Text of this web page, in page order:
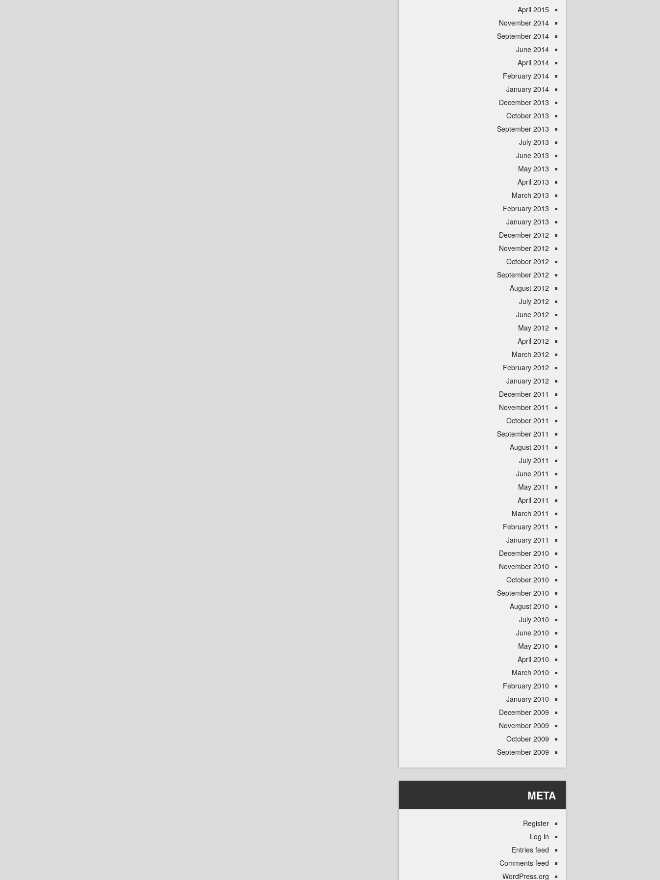
April 2015
November 2014
September 2014
June 2014
April 2014
February 2014
January 2014
December 2013
October 2013
September 2013
July 2013
June 2013
May 2013
April 2013
March 2013
February 2013
January 2013
December 2012
November 2012
October 2012
September 2012
August 2012
July 2012
June 2012
May 2012
April 2012
March 2012
February 2012
January 2012
December 2011
November 2011
October 2011
September 2011
August 2011
July 2011
June 2011
May 2011
April 2011
March 2011
February 2011
January 2011
December 2010
November 2010
October 2010
September 2010
August 2010
July 2010
June 2010
May 2010
April 2010
March 2010
February 2010
January 2010
December 2009
November 2009
October 2009
September 2009
META
Register
Log in
Entries feed
Comments feed
WordPress.org